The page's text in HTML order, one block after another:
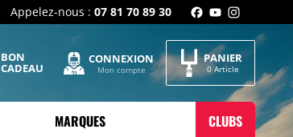
Appelez-nous : 07 81 70 89 30
BON
CADEAU
CONNEXION
Mon compte
PANIER
0 Article
MARQUES CLUBS